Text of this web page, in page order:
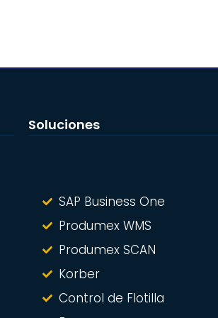
Soluciones
SAP Business One
Produmex WMS
Produmex SCAN
Korber
Control de Flotilla